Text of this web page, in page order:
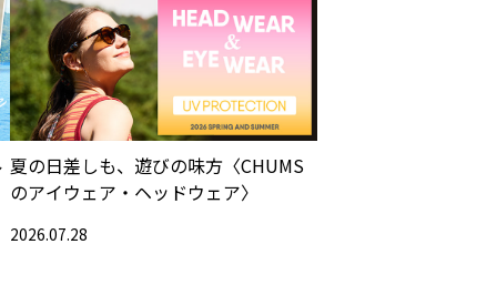
夏の日差しも、遊びの味方〈CHUMS
のアイウェア・ヘッドウェア〉
2026.07.28